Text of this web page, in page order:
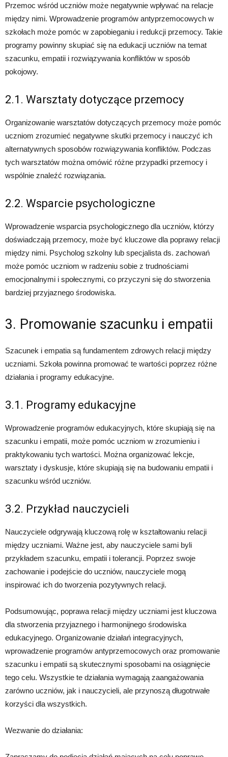
Przemoc wśród uczniów może negatywnie wpływać na relacje
między nimi. Wprowadzenie programów antyprzemocowych w
szkołach może pomóc w zapobieganiu i redukcji przemocy. Takie
programy powinny skupiać się na edukacji uczniów na temat
szacunku, empatii i rozwiązywania konfliktów w sposób
pokojowy.
2.1. Warsztaty dotyczące przemocy
Organizowanie warsztatów dotyczących przemocy może pomóc
uczniom zrozumieć negatywne skutki przemocy i nauczyć ich
alternatywnych sposobów rozwiązywania konfliktów. Podczas
tych warsztatów można omówić różne przypadki przemocy i
wspólnie znaleźć rozwiązania.
2.2. Wsparcie psychologiczne
Wprowadzenie wsparcia psychologicznego dla uczniów, którzy
doświadczają przemocy, może być kluczowe dla poprawy relacji
między nimi. Psycholog szkolny lub specjalista ds. zachowań
może pomóc uczniom w radzeniu sobie z trudnościami
emocjonalnymi i społecznymi, co przyczyni się do stworzenia
bardziej przyjaznego środowiska.
3. Promowanie szacunku i empatii
Szacunek i empatia są fundamentem zdrowych relacji między
uczniami. Szkoła powinna promować te wartości poprzez różne
działania i programy edukacyjne.
3.1. Programy edukacyjne
Wprowadzenie programów edukacyjnych, które skupiają się na
szacunku i empatii, może pomóc uczniom w zrozumieniu i
praktykowaniu tych wartości. Można organizować lekcje,
warsztaty i dyskusje, które skupiają się na budowaniu empatii i
szacunku wśród uczniów.
3.2. Przykład nauczycieli
Nauczyciele odgrywają kluczową rolę w kształtowaniu relacji
między uczniami. Ważne jest, aby nauczyciele sami byli
przykładem szacunku, empatii i tolerancji. Poprzez swoje
zachowanie i podejście do uczniów, nauczyciele mogą
inspirować ich do tworzenia pozytywnych relacji.
Podsumowując, poprawa relacji między uczniami jest kluczowa
dla stworzenia przyjaznego i harmonijnego środowiska
edukacyjnego. Organizowanie działań integracyjnych,
wprowadzenie programów antyprzemocowych oraz promowanie
szacunku i empatii są skutecznymi sposobami na osiągnięcie
tego celu. Wszystkie te działania wymagają zaangażowania
zarówno uczniów, jak i nauczycieli, ale przynoszą długotrwałe
korzyści dla wszystkich.
Wezwanie do działania: